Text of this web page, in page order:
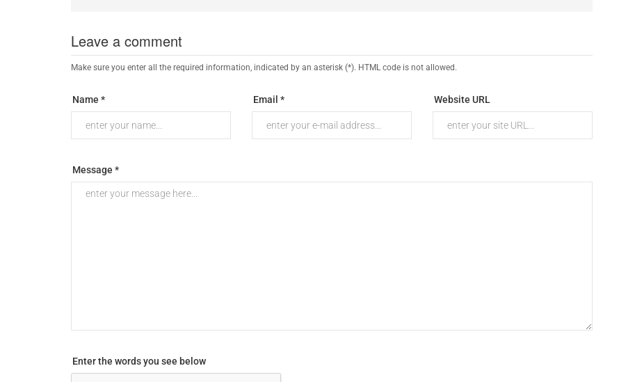
Leave a comment
Make sure you enter all the required information, indicated by an asterisk (*). HTML code is not allowed.
Name * Email * Website URL
Message *
Enter the words you see below